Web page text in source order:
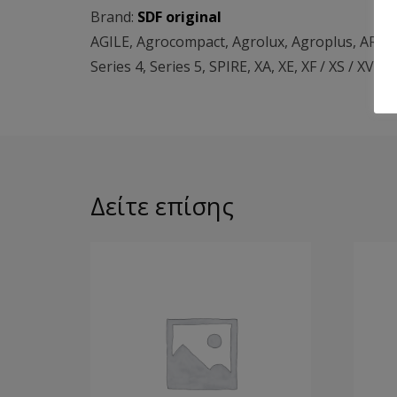
Brand: SDF original
AGILE, Agrocompact, Agrolux, Agroplus,
Series 4, Series 5, SPIRE, XA, XE, XF / XS / XV
Δείτε επίσης